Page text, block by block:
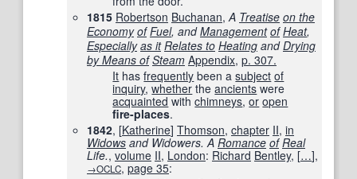
1815 Robertson Buchanan,A Treatise on the
Economy of Fuel, andManagement of Heat,
Especially as it Relates to Heating andDrying
by Means of Steam Appendix, p. 307.
It hasfrequently been asubject of
inquiry,whether theancients were
acquainted withchimneys,or open
fire-places.
1842, [Katherine] Thomson, chapter II, in
Widows and Widowers. A Romance of Real
Life., volume II, London: Richard Bentley, […],
→OCLC, page 35: